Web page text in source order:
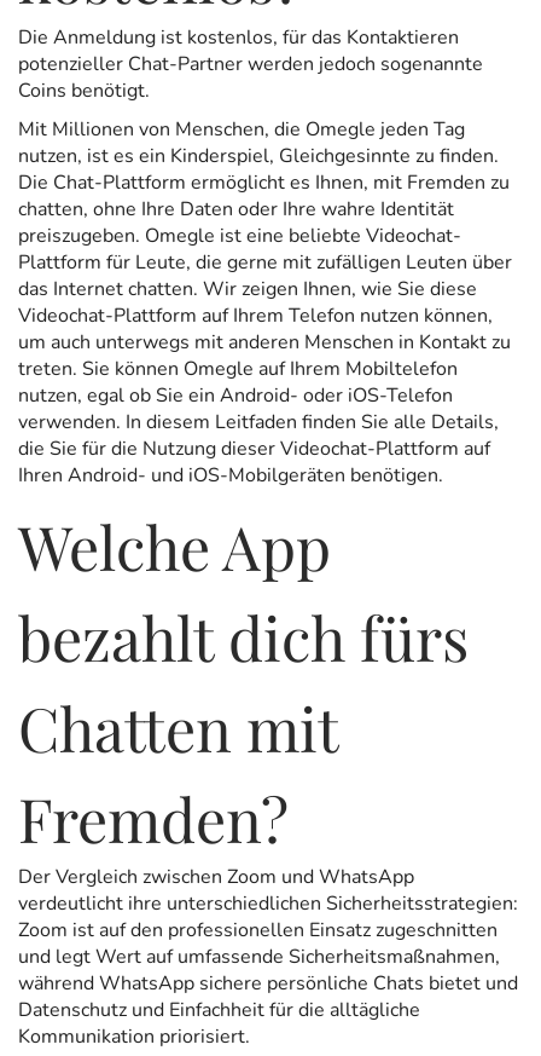
Die Anmeldung ist kostenlos, für das Kontaktieren
potenzieller Chat-Partner werden jedoch sogenannte
Coins benötigt.
Mit Millionen von Menschen, die Omegle jeden Tag
nutzen, ist es ein Kinderspiel, Gleichgesinnte zu finden.
Die Chat-Plattform ermöglicht es Ihnen, mit Fremden zu
chatten, ohne Ihre Daten oder Ihre wahre Identität
preiszugeben. Omegle ist eine beliebte Videochat-
Plattform für Leute, die gerne mit zufälligen Leuten über
das Internet chatten. Wir zeigen Ihnen, wie Sie diese
Videochat-Plattform auf Ihrem Telefon nutzen können,
um auch unterwegs mit anderen Menschen in Kontakt zu
treten. Sie können Omegle auf Ihrem Mobiltelefon
nutzen, egal ob Sie ein Android- oder iOS-Telefon
verwenden. In diesem Leitfaden finden Sie alle Details,
die Sie für die Nutzung dieser Videochat-Plattform auf
Ihren Android- und iOS-Mobilgeräten benötigen.
Welche App
bezahlt dich fürs
Chatten mit
Fremden?
Der Vergleich zwischen Zoom und WhatsApp
verdeutlicht ihre unterschiedlichen Sicherheitsstrategien:
Zoom ist auf den professionellen Einsatz zugeschnitten
und legt Wert auf umfassende Sicherheitsmaßnahmen,
während WhatsApp sichere persönliche Chats bietet und
Datenschutz und Einfachheit für die alltägliche
Kommunikation priorisiert.